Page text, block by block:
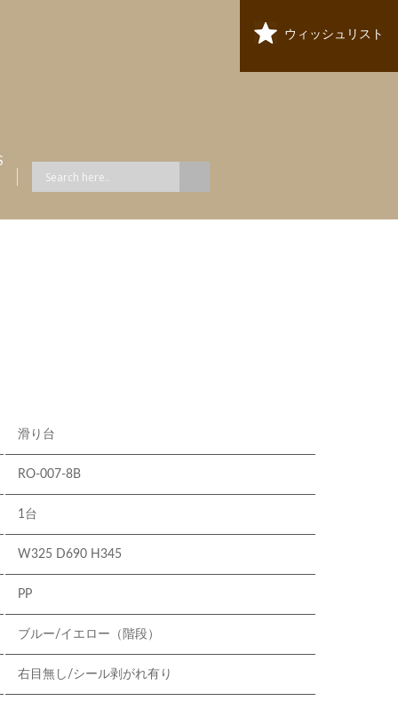
ウィッシュリスト
滑り台
RO-007-8B
1台
W325 D690 H345
PP
ブルー/イエロー（階段）
右目無し/シール剥がれ有り